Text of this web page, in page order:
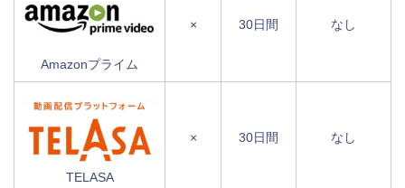
Amazonプライム
× 30日間 なし
TELASA
× 30日間 なし